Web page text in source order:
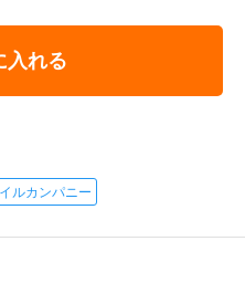
入れる
ルカンパニー